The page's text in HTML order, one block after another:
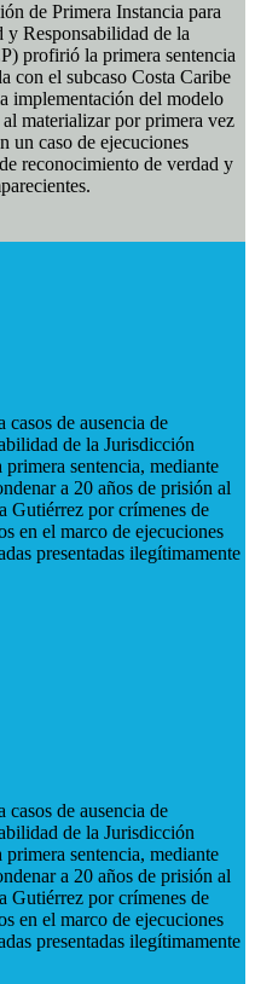
de Primera Instancia para
y Responsabilidad de la
profirió la primera sentencia
con el subcaso Costa Caribe
implementación del modelo
materializar por primera vez
un caso de ejecuciones
reconocimiento de verdad y
de ausencia de
de la Jurisdicción
sentencia, mediante
a 20 años de prisión al
Gutiérrez por crímenes de
en el marco de ejecuciones
presentadas ilegítimamente
de ausencia de
de la Jurisdicción
sentencia, mediante
a 20 años de prisión al
Gutiérrez por crímenes de
en el marco de ejecuciones
presentadas ilegítimamente